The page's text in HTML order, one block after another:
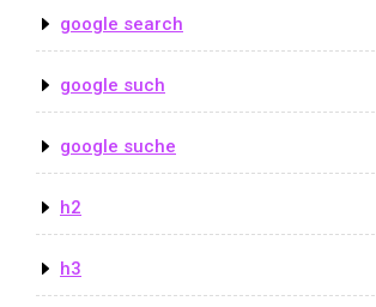
google search
google such
google suche
h2
h3